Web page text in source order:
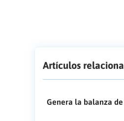
Artículos
Genera la balanza